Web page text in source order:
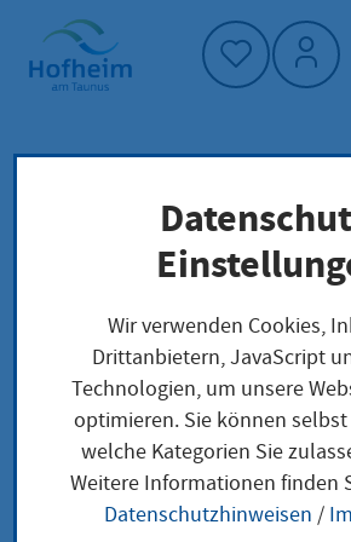
Startseite"
Dienstleistung-Finder
Lokale Anliegen
anmelden
Leistungsbeschreibung
Wir verwenden Cookies,
Drittanbietern, JavaScript
Technologien, um unsere
optimieren. Sie können
welche Kategorien Sie
Weitere Informationen finden
Datenschutzhinweisen /